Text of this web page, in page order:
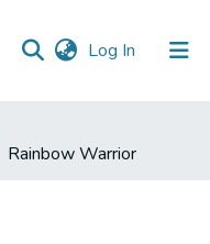
Log In (current)
Rainbow Warrior